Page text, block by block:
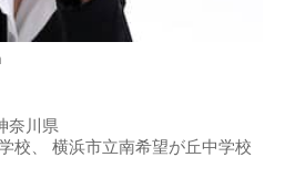
奈川県
校、 横浜市立南希望が丘中学校